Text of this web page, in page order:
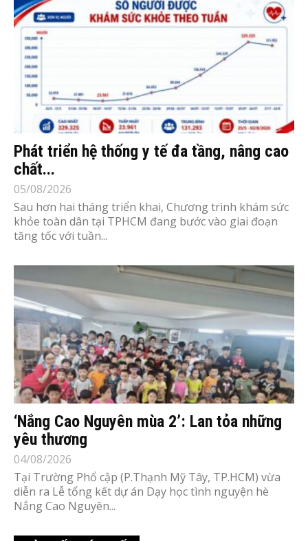
Phát triển hệ thống y tế đa tầng, nâng cao
chất...
05/08/2026
Sau hơn hai tháng triển khai, Chương trình khám sức
khỏe toàn dân tại TPHCM đang bước vào giai đoạn
tăng tốc với tuần...
‘Nắng Cao Nguyên mùa 2’: Lan tỏa những
yêu thương
04/08/2026
Tại Trường Phổ cập (P.Thạnh Mỹ Tây, TP.HCM) vừa
diễn ra Lễ tổng kết dự án Dạy học tình nguyện hè
Nắng Cao Nguyên...